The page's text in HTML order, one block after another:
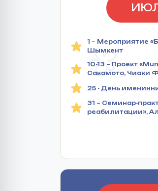
1 – Мероприятие
Шымкент
10-13 – Проект
Сакамото, Чиаки
25 - День
31 – Семинар-
реабилитации»,